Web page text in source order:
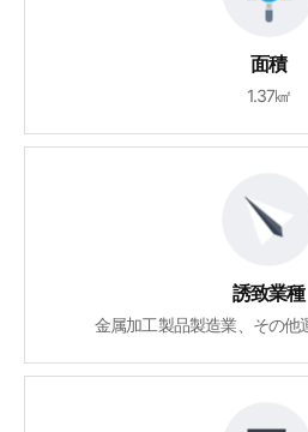
面積
1.37㎢
誘致業種
金属加工製品製造業、その他